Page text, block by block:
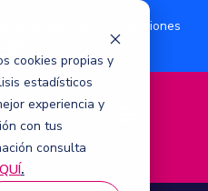
cookies propias y
estadísticos
experiencia y
con tus
consulta
.
de la suscripción de acciones
M
e
n